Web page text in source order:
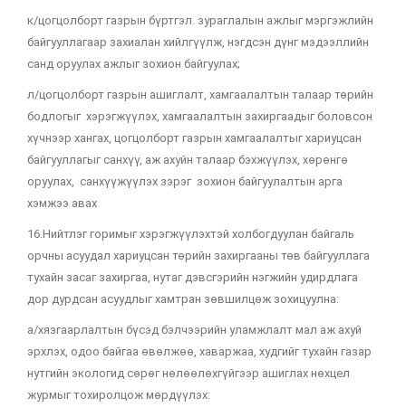
к/цогцолборт газрын бүртгэл. зураглалын ажлыг мэргэжлийн
байгууллагаар захиалан хийлгүүлж, нэгдсэн дүнг мэдээллийн
санд оруулах ажлыг зохион байгуулах;
л/цогцолборт газрын ашиглалт, хамгаалалтын талаар төрийн
бодлогыг хэрэгжүүлэх, хамгаалалтын захиргаадыг боловсон
хүчнээр хангах, цогцолборт газрын хамгаалалтыг хариуцсан
байгууллагыг санхүү, аж ахуйн талаар бэхжүүлэх, хөрөнгө
оруулах, санхүүжүүлэх зэрэг зохион байгуулалтын арга
хэмжээ авах
16.Нийтлэг горимыг хэрэгжүүлэхтэй холбогдуулан байгаль
орчны асуудал хариуцсан төрийн захиргааны төв байгууллага
тухайн засаг захиргаа, нутаг дэвсгэрийн нэгжийн удирдлага
дор дурдсан асуудлыг хамтран зөвшилцөж зохицуулна:
а/хязгаарлалтын бүсэд бэлчээрийн уламжлалт мал аж ахуй
эрхлэх, одоо байгаа өвөлжөө, хаваржаа, худгийг тухайн газар
нутгийн экологид сөрөг нөлөөлөхгүйгээр ашиглах нөхцел
журмыг тохиролцож мөрдүүлэх: